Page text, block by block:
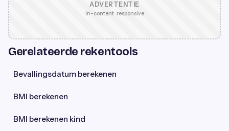
ADVERTENTIE
In-content · responsive
Gerelateerde rekentools
Bevallingsdatum berekenen
BMI berekenen
BMI berekenen kind